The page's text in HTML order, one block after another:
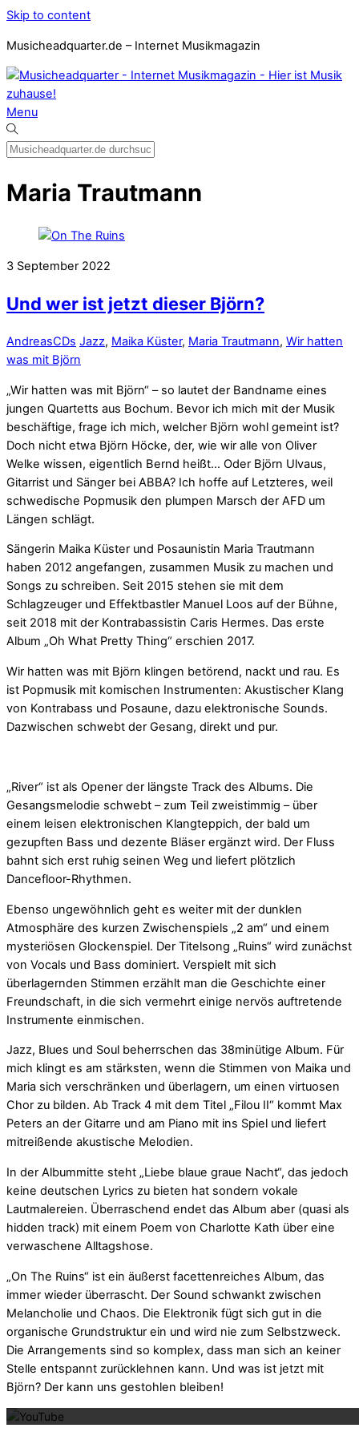
Skip to content
Musicheadquarter.de – Internet Musikmagazin
Menu
Maria Trautmann
3 September 2022
Und wer ist jetzt dieser Björn?
AndreasCDs Jazz, Maika Küster, Maria Trautmann, Wir hatten
was mit Björn
„Wir hatten was mit Björn“ – so lautet der Bandname eines
jungen Quartetts aus Bochum. Bevor ich mich mit der Musik
beschäftige, frage ich mich, welcher Björn wohl gemeint ist?
Doch nicht etwa Björn Höcke, der, wie wir alle von Oliver
Welke wissen, eigentlich Bernd heißt… Oder Björn Ulvaus,
Gitarrist und Sänger bei ABBA? Ich hoffe auf Letzteres, weil
schwedische Popmusik den plumpen Marsch der AFD um
Längen schlägt.
Sängerin Maika Küster und Posaunistin Maria Trautmann
haben 2012 angefangen, zusammen Musik zu machen und
Songs zu schreiben. Seit 2015 stehen sie mit dem
Schlagzeuger und Effektbastler Manuel Loos auf der Bühne,
seit 2018 mit der Kontrabassistin Caris Hermes. Das erste
Album „Oh What Pretty Thing“ erschien 2017.
Wir hatten was mit Björn klingen betörend, nackt und rau. Es
ist Popmusik mit komischen Instrumenten: Akustischer Klang
von Kontrabass und Posaune, dazu elektronische Sounds.
Dazwischen schwebt der Gesang, direkt und pur.
„River“ ist als Opener der längste Track des Albums. Die
Gesangsmelodie schwebt – zum Teil zweistimmig – über
einem leisen elektronischen Klangteppich, der bald um
gezupften Bass und dezente Bläser ergänzt wird. Der Fluss
bahnt sich erst ruhig seinen Weg und liefert plötzlich
Dancefloor-Rhythmen.
Ebenso ungewöhnlich geht es weiter mit der dunklen
Atmosphäre des kurzen Zwischenspiels „2 am“ und einem
mysteriösen Glockenspiel. Der Titelsong „Ruins“ wird zunächst
von Vocals und Bass dominiert. Verspielt mit sich
überlagernden Stimmen erzählt man die Geschichte einer
Freundschaft, in die sich vermehrt einige nervös auftretende
Instrumente einmischen.
Jazz, Blues und Soul beherrschen das 38minütige Album. Für
mich klingt es am stärksten, wenn die Stimmen von Maika und
Maria sich verschränken und überlagern, um einen virtuosen
Chor zu bilden. Ab Track 4 mit dem Titel „Filou II“ kommt Max
Peters an der Gitarre und am Piano mit ins Spiel und liefert
mitreißende akustische Melodien.
In der Albummitte steht „Liebe blaue graue Nacht“, das jedoch
keine deutschen Lyrics zu bieten hat sondern vokale
Lautmalereien. Überraschend endet das Album aber (quasi als
hidden track) mit einem Poem von Charlotte Kath über eine
verwaschene Alltagshose.
„On The Ruins“ ist ein äußerst facettenreiches Album, das
immer wieder überrascht. Der Sound schwankt zwischen
Melancholie und Chaos. Die Elektronik fügt sich gut in die
organische Grundstruktur ein und wird nie zum Selbstzweck.
Die Arrangements sind so komplex, dass man sich an keiner
Stelle entspannt zurücklehnen kann. Und was ist jetzt mit
Björn? Der kann uns gestohlen bleiben!
Mit dem